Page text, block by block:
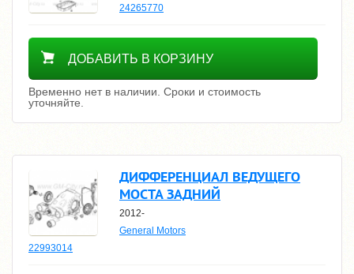
24265770
Уточнить цену
ДОБАВИТЬ В КОРЗИНУ
Временно нет в наличии. Сроки и стоимость
уточняйте.
ДИФФЕРЕНЦИАЛ ВЕДУЩЕГО
МОСТА ЗАДНИЙ
2012-
General Motors
22993014